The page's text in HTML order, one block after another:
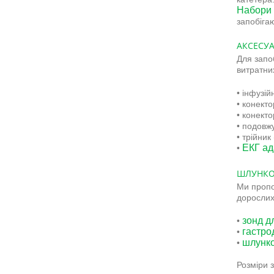
Набори
Для
•
•
•
•
•
• ЕКГ
Ми
• зонд
•
•
Розміри